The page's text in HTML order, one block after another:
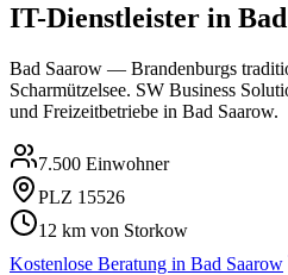
IT-Dienstleister in
Bad Saarow — Brandenburgs
Scharmützelsee. SW Business
und Freizeitbetriebe in Bad Saarow.
7.500 Einwohner
PLZ 15526
12 km von Storkow
Kostenlose Beratung in Bad Saarow